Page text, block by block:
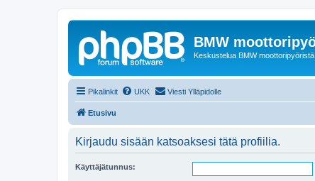
BMW
Keskustelua BMW moottoripyöristä
Pikalinkit UKK Viesti Ylläpidolle
Etusivu
Kirjaudu sisään katsoaksesi tätä profiilia.
Käyttäjätunnus: